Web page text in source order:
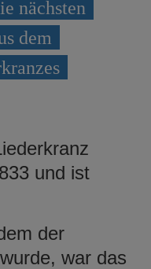
nächsten
dem
und ist
der
war das